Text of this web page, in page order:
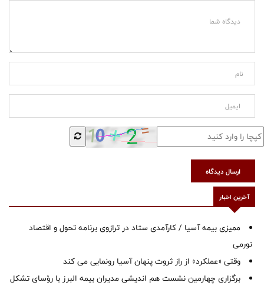
ارسال دیدگاه
آخرین اخبار
ممیزی بیمه آسیا / کارآمدی ستاد در ترازوی برنامه تحول و اقتصاد
تورمی
وقتی «عملکرد» از راز ثروت پنهان آسیا رونمایی می کند
برگزاری چهارمین نشست هم اندیشی مدیران بیمه البرز با رؤسای تشکل